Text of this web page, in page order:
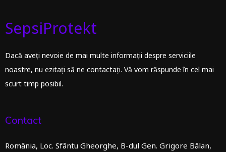
SepsiProtekt
Dacă aveți nevoie de mai multe informații despre serviciile
noastre, nu ezitați să ne contactați. Vă vom răspunde în cel mai
scurt timp posibil.
Contact
România, Loc. Sfântu Gheorghe, B-dul Gen. Grigore Bălan,